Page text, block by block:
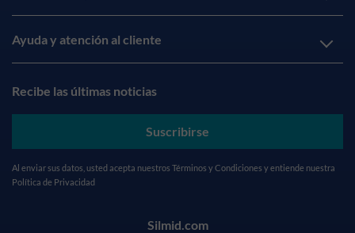
Ayuda y atención al cliente
Recibe las últimas noticias
Suscribirse
Al enviar sus datos, usted acepta nuestros Términos y Condiciones y entiende nuestra
Política de Privacidad
Silmid.com